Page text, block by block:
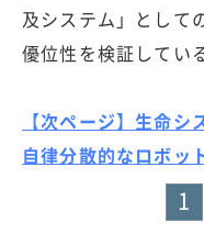
及システム」として
優位性を検証してい
【次ページ】生命
自律分散的なロボッ
1